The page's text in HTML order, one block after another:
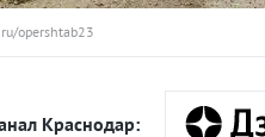
opershtab23
Краснодар: